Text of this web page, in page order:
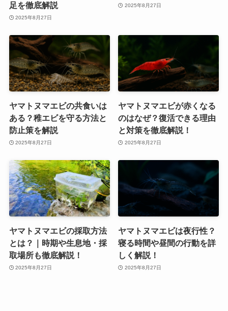
足を徹底解説
2025年8月27日
2025年8月27日
ヤマトヌマエビの共食いは
ある？稚エビを守る方法と
防止策を解説
2025年8月27日
ヤマトヌマエビが赤くなる
のはなぜ？復活できる理由
と対策を徹底解説！
2025年8月27日
ヤマトヌマエビの採取方法
とは？｜時期や生息地・採
取場所も徹底解説！
2025年8月27日
ヤマトヌマエビは夜行性？
寝る時間や昼間の行動を詳
しく解説！
2025年8月27日